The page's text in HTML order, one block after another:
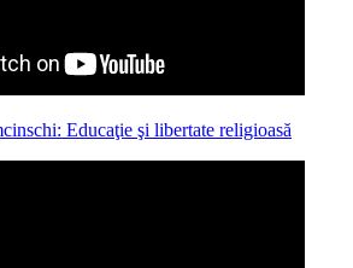
Educaţie şi libertate religioasă